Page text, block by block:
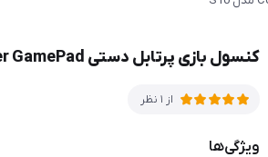
کنسول بازی پرتابل دستی Controller GamePad مدل S10
از 1 نظر
ویژگی‌ها